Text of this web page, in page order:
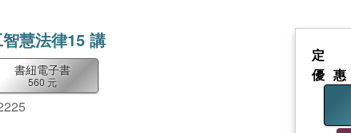
慧法律15 講
書紐電子書
560 元
定
優